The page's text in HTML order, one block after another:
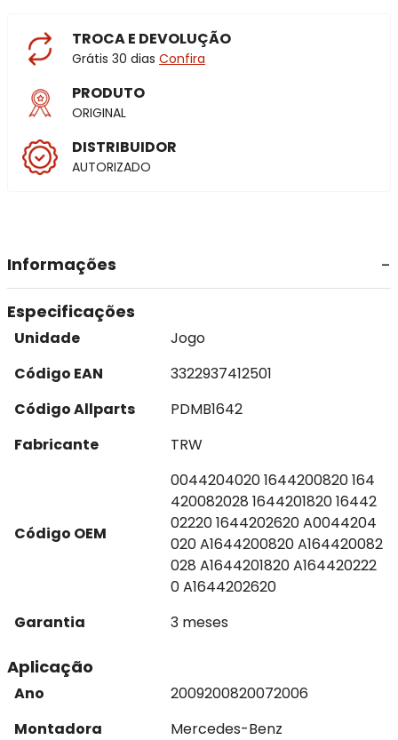
TROCA E DEVOLUÇÃO
Grátis 30 dias Confira
PRODUTO
ORIGINAL
DISTRIBUIDOR
AUTORIZADO
Informações
Especificações
Unidade
Jogo
Código EAN
3322937412501
Código Allparts
PDMB1642
Fabricante
TRW
Código OEM
0044204020 1644200820 164
420082028 1644201820 16442
02220 1644202620 A0044204
020 A1644200820 A164420082
028 A1644201820 A164420222
0 A1644202620
Garantia
3 meses
Aplicação
Ano 2009200820072006
Montadora
Mercedes-Benz